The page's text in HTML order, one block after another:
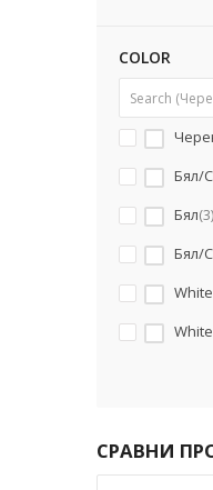
COLOR
Бял/
Бял 3
Бял/
СРАВНИ